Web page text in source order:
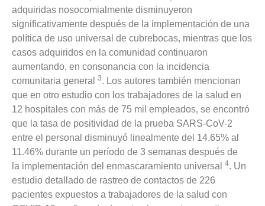
adquiridas nosocomialmente disminuyeron
significativamente después de la implementación de una
política de uso universal de cubrebocas, mientras que los
casos adquiridos en la comunidad continuaron
aumentando, en consonancia con la incidencia
comunitaria general
3. Los autores también mencionan
que en otro estudio con los trabajadores de la salud en
12 hospitales con más de 75 mil empleados, se encontró
que la tasa de positividad de la prueba SARS-CoV-2
entre el personal disminuyó linealmente del 14.65% al
11.46% durante un período de 3 semanas después de
la implementación del enmascaramiento universal
4. Un
estudio detallado de rastreo de contactos de 226
pacientes expuestos a trabajadores de la salud con